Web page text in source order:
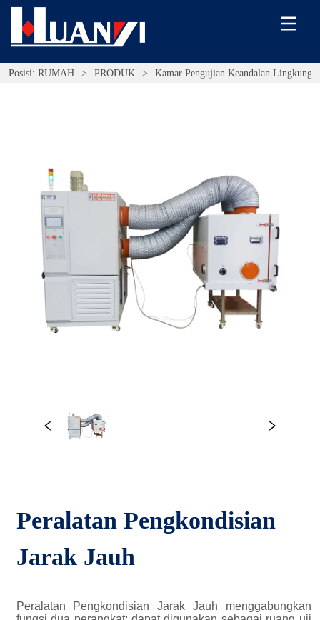
Posisi: RUMAH > PRODUK > Kamar Pengujian Keandalan
Peralatan Pengkondisian
Jarak Jauh